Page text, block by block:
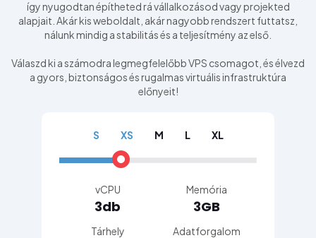
így nyugodtan építheted rá vállalkozásod vagy projekted
alapjait. Akár kis weboldalt, akár nagyobb rendszert futtatsz,
nálunk mindig a stabilitás és a teljesítmény az első.
Válaszd ki a számodra legmegfelelőbb VPS csomagot, és élvezd
a gyors, biztonságos és rugalmas virtuális infrastruktúra
előnyeit!
S XS M L XL
vCPU
3db
Memória
3GB
Tárhely Adatforgalom